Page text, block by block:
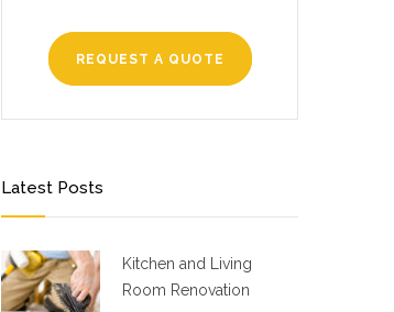
REQUEST A QUOTE
Latest Posts
Kitchen and Living
Room Renovation